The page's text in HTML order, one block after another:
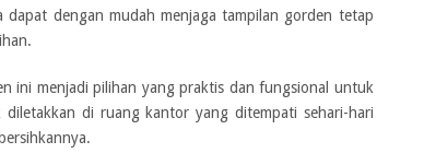
dapat dengan mudah menjaga tampilan gorden tetap
ini menjadi pilihan yang praktis dan fungsional untuk
di ruang kantor yang ditempati sehari-hari